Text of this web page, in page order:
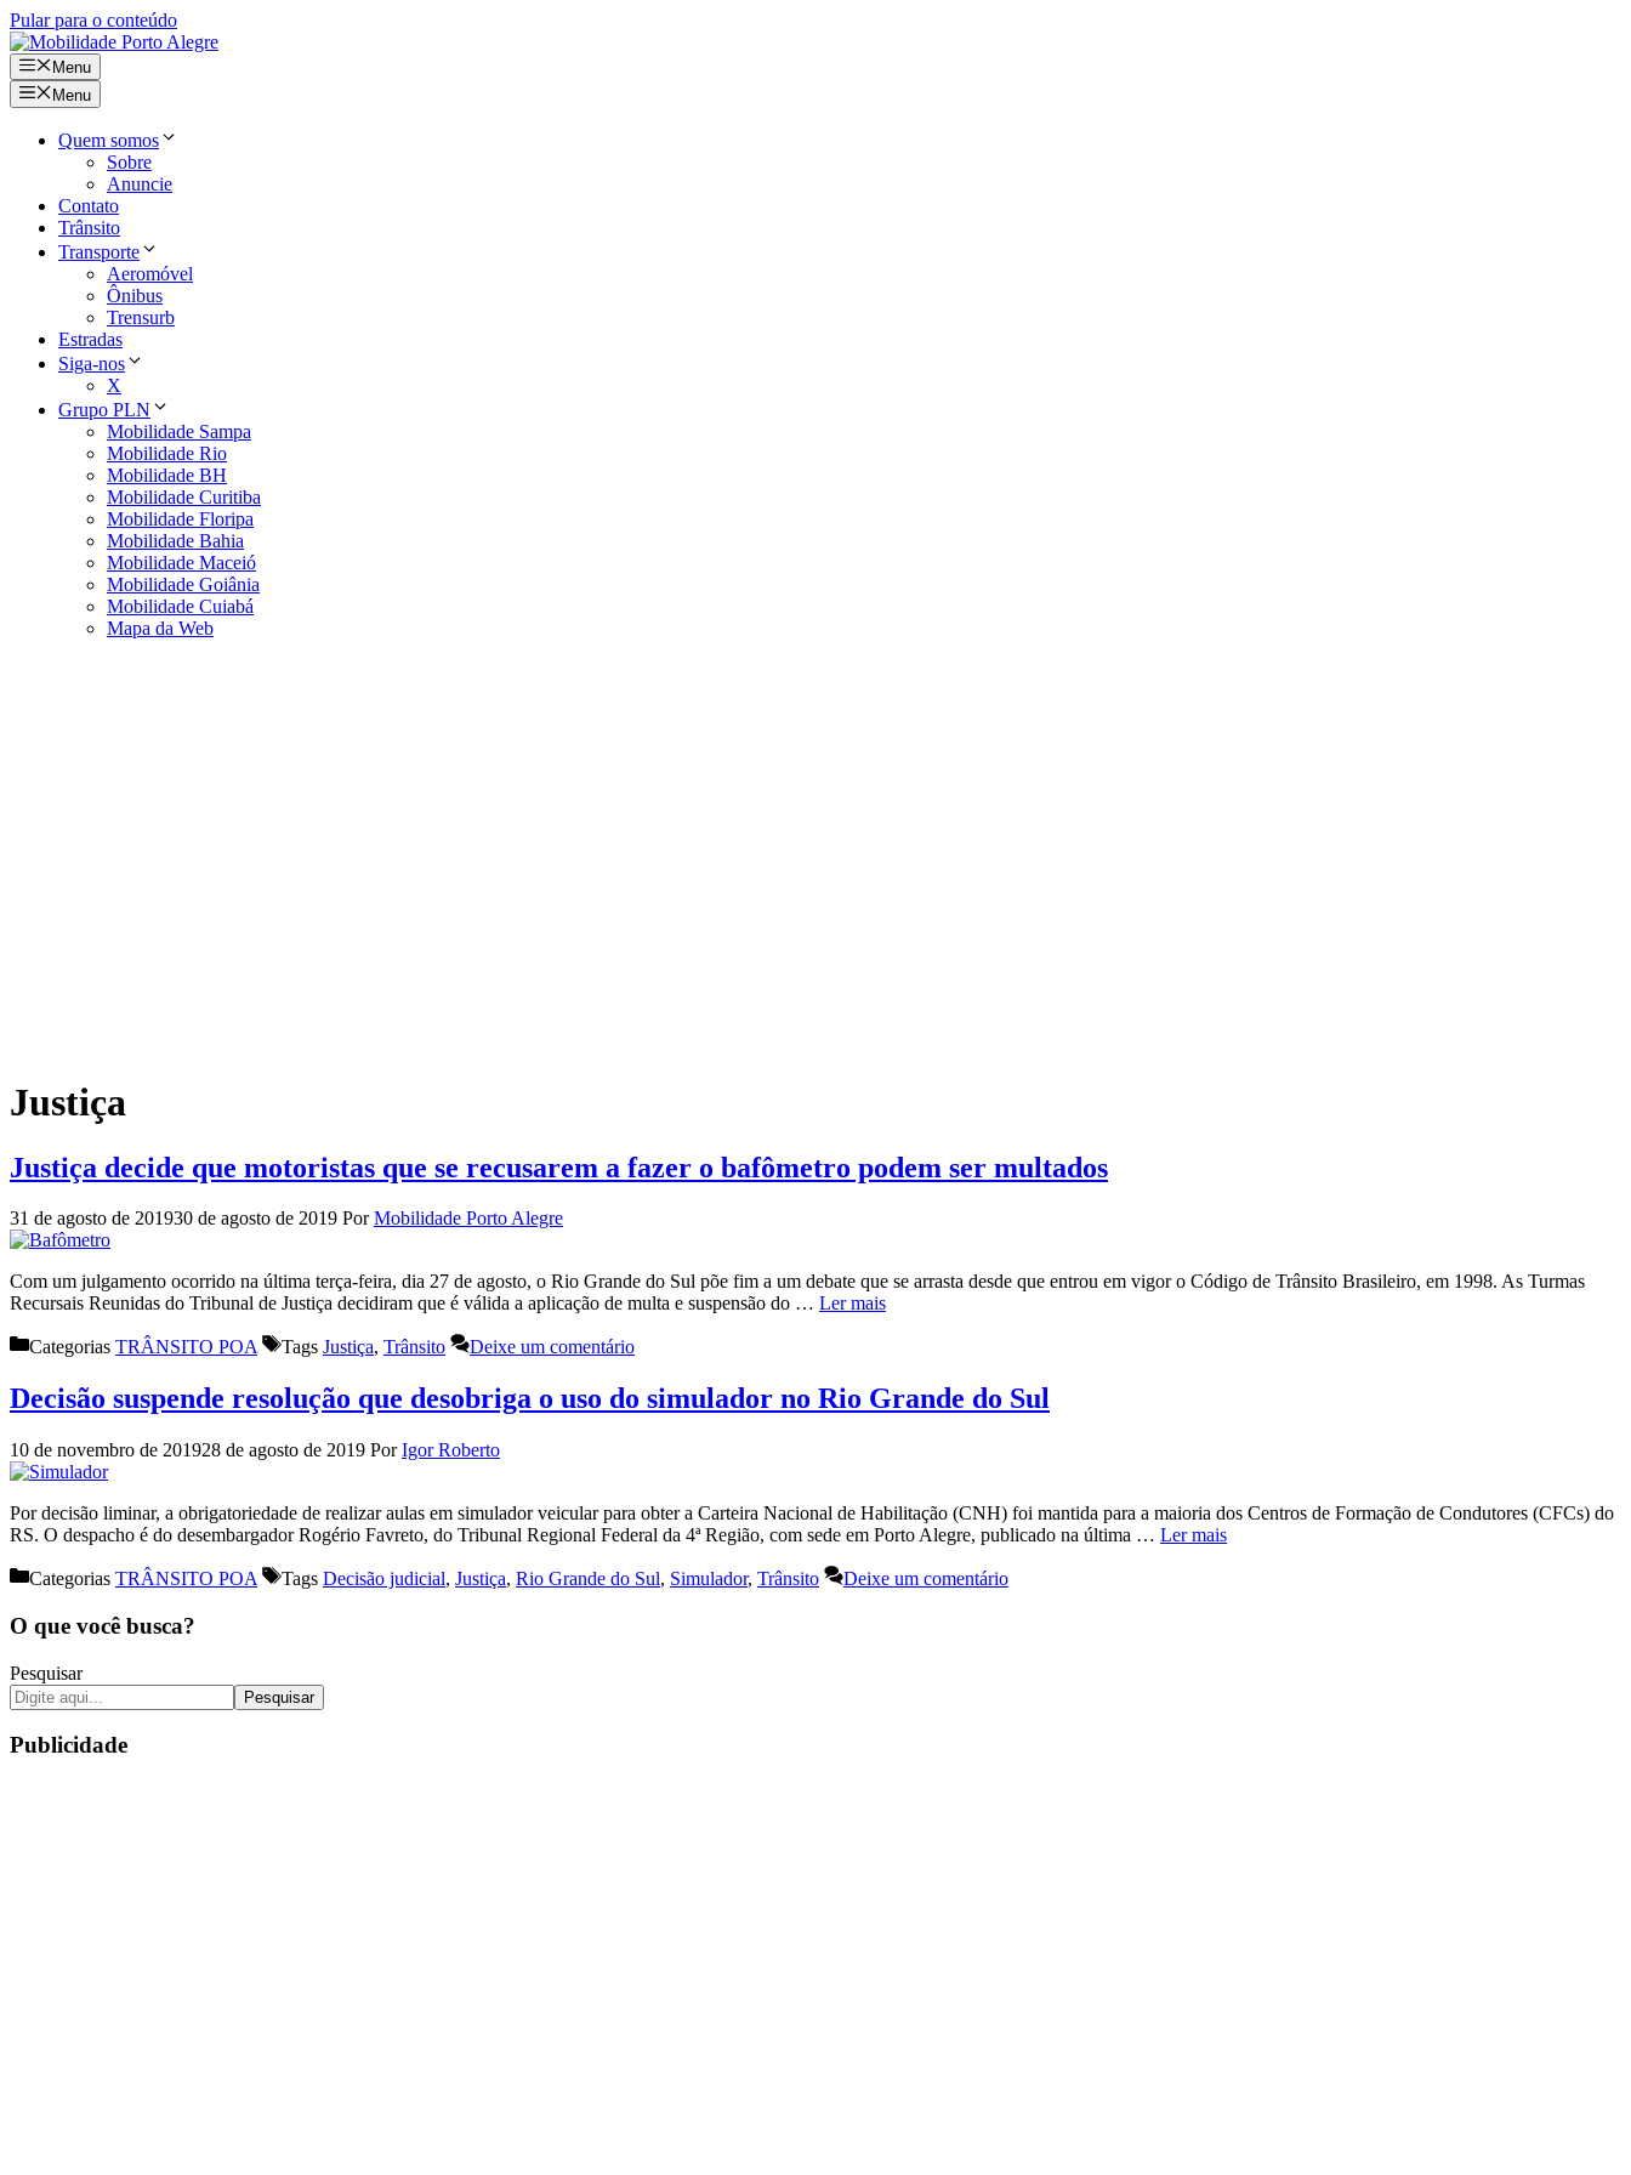
Pular para o conteúdo
Menu
Menu
Quem somos
Sobre
Anuncie
Contato
Trânsito
Transporte
Aeromóvel
Ônibus
Trensurb
Estradas
Siga-nos
X
Grupo PLN
Mobilidade Sampa
Mobilidade Rio
Mobilidade BH
Mobilidade Curitiba
Mobilidade Floripa
Mobilidade Bahia
Mobilidade Maceió
Mobilidade Goiânia
Mobilidade Cuiabá
Mapa da Web
Justiça
Justiça decide que motoristas que se recusarem a fazer o bafômetro podem ser multados
31 de agosto de 201930 de agosto de 2019 PorMobilidade Porto Alegre
Com um julgamento ocorrido na última terça-feira, dia 27 de agosto, o Rio Grande do Sul põe fim a um debate que se arrasta desde que entrou em vigor o Código de Trânsito Brasileiro, em 1998. As Turmas
Recursais Reunidas do Tribunal de Justiça decidiram que é válida a aplicação de multa e suspensão do … Ler mais
Categorias TRÂNSITO POA Tags Justiça, Trânsito Deixe um comentário
Decisão suspende resolução que desobriga o uso do simulador no Rio Grande do Sul
10 de novembro de 201928 de agosto de 2019 PorIgor Roberto
Por decisão liminar, a obrigatoriedade de realizar aulas em simulador veicular para obter a Carteira Nacional de Habilitação (CNH) foi mantida para a maioria dos Centros de Formação de Condutores (CFCs) do
RS. O despacho é do desembargador Rogério Favreto, do Tribunal Regional Federal da 4ª Região, com sede em Porto Alegre, publicado na última … Ler mais
Categorias TRÂNSITO POA Tags Decisão judicial, Justiça, Rio Grande do Sul, Simulador, Trânsito Deixe um comentário
O que você busca?
Pesquisar
Pesquisar
Publicidade